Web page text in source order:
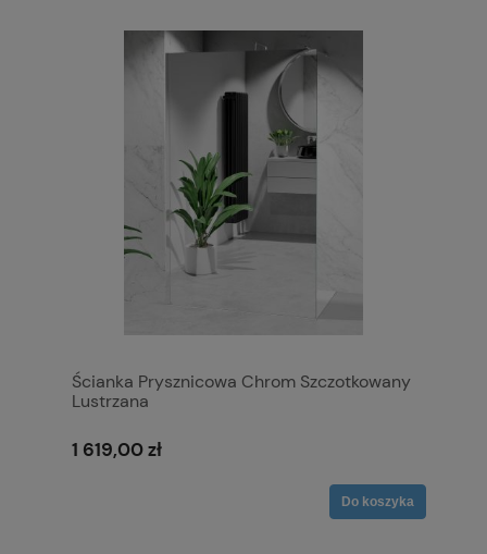
Ścianka Prysznicowa Chrom Szczotkowany
Lustrzana
1 619,00 zł
Do koszyka